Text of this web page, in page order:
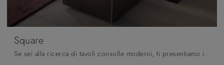
Square
Se sei alla ricerca di tavoli consolle moderni, ti presentiamo il modello da pranzo in melaminico Square del brand Altacom.